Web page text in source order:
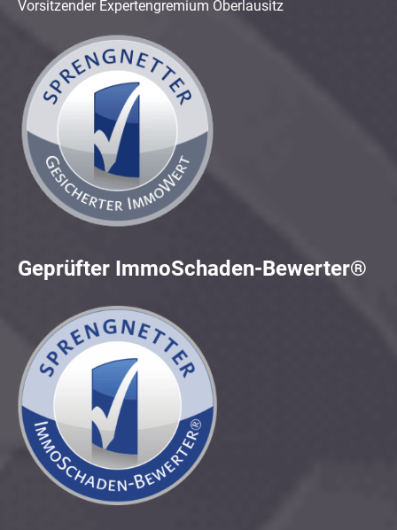
Vorsitzender Expertengremium Oberlausitz
Geprüfter ImmoSchaden-Bewerter®